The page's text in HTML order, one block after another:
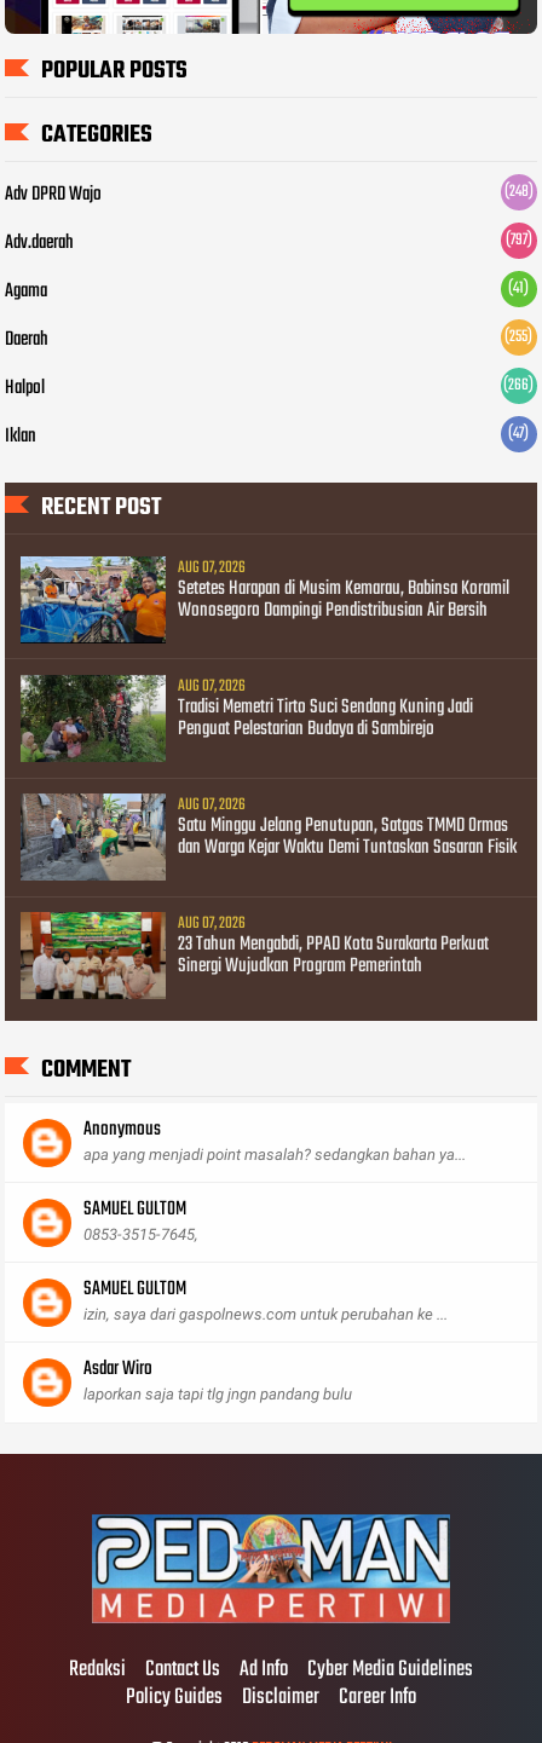
POPULAR POSTS
CATEGORIES
Adv DPRD Wajo (248)
Adv.daerah (797)
Agama (41)
Daerah (255)
Halpol (266)
Iklan (47)
RECENT POST
AUG 07, 2026
Setetes Harapan di Musim Kemarau, Babinsa Koramil
Wonosegoro Dampingi Pendistribusian Air Bersih
AUG 07, 2026
Tradisi Memetri Tirto Suci Sendang Kuning Jadi
Penguat Pelestarian Budaya di Sambirejo
AUG 07, 2026
Satu Minggu Jelang Penutupan, Satgas TMMD Ormas
dan Warga Kejar Waktu Demi Tuntaskan Sasaran Fisik
AUG 07, 2026
23 Tahun Mengabdi, PPAD Kota Surakarta Perkuat
Sinergi Wujudkan Program Pemerintah
COMMENT
Anonymous
apa yang menjadi point masalah? sedangkan bahan ya...
SAMUEL GULTOM
0853-3515-7645,
SAMUEL GULTOM
izin, saya dari gaspolnews.com untuk perubahan ke ...
Asdar Wiro
laporkan saja tapi tlg jngn pandang bulu
Redaksi Contact Us Ad Info Cyber Media Guidelines
Policy Guides Disclaimer Career Info